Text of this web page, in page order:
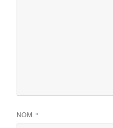
NOM *